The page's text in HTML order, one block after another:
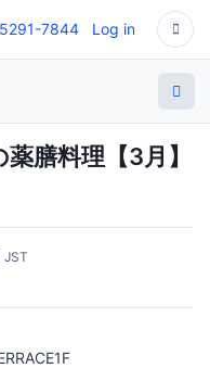
7844 Log in
膳料理【3月】
JST